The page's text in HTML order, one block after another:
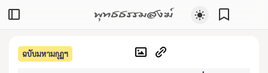
พุทธธรรมสงฆ์
ฉบับมหามกุฏฯ